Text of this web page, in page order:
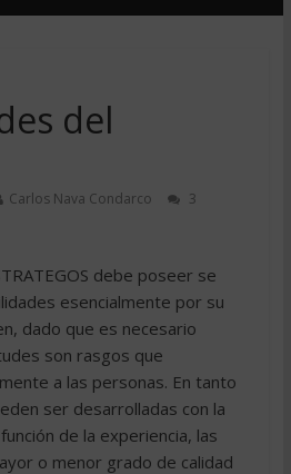
del
Carlos Nava Condarco
3
debe poseer se
esencialmente por su
dado que es necesario
son rasgos que
a las personas. En tanto
ser desarrolladas con la
de la experiencia, las
o menor grado de calidad